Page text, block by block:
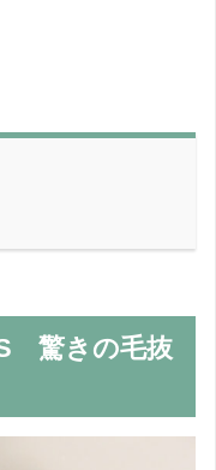
驚きの毛抜